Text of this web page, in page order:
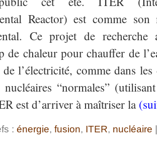
Reactor) est comme
Ce projet de
de chaleur pour chauffer de
l’électricité, comme dans
nucléaires “normales”
est d’arriver à maîtriser la
: énergie, fusion, ITER, nucléaire